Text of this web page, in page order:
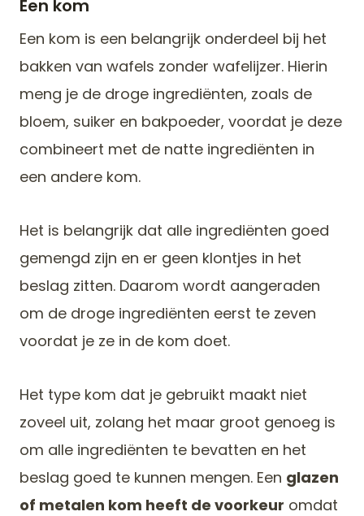
Een kom
Een kom is een belangrijk onderdeel bij het
bakken van wafels zonder wafelijzer. Hierin
meng je de droge ingrediënten, zoals de
bloem, suiker en bakpoeder, voordat je deze
combineert met de natte ingrediënten in
een andere kom.
Het is belangrijk dat alle ingrediënten goed
gemengd zijn en er geen klontjes in het
beslag zitten. Daarom wordt aangeraden
om de droge ingrediënten eerst te zeven
voordat je ze in de kom doet.
Het type kom dat je gebruikt maakt niet
zoveel uit, zolang het maar groot genoeg is
om alle ingrediënten te bevatten en het
beslag goed te kunnen mengen. Een glazen
of metalen kom heeft de voorkeur omdat